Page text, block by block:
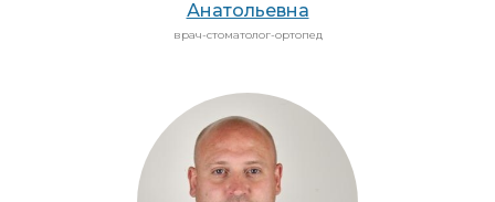
Анатольевна
врач-стоматолог-ортопед